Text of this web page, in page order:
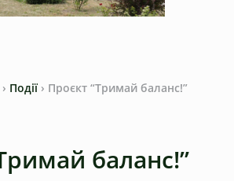
› Події › Проєкт “Тримай баланс!”
баланс!”